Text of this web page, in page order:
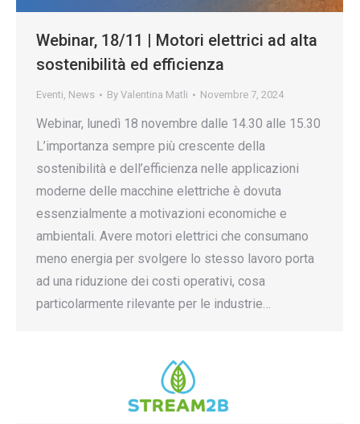
Webinar, 18/11 | Motori elettrici ad alta
sostenibilità ed efficienza
Eventi, News By Valentina Matli Novembre 7, 2024
Webinar, lunedì 18 novembre dalle 14.30 alle 15.30
L’importanza sempre più crescente della
sostenibilità e dell’efficienza nelle applicazioni
moderne delle macchine elettriche è dovuta
essenzialmente a motivazioni economiche e
ambientali. Avere motori elettrici che consumano
meno energia per svolgere lo stesso lavoro porta
ad una riduzione dei costi operativi, cosa
particolarmente rilevante per le industrie…